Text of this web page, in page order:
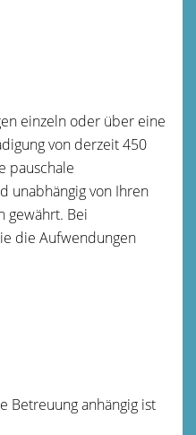
einzeln oder über eine
von derzeit 450
pauschale
unabhängig von Ihren
gewährt. Bei
die Aufwendungen
Betreuung anhängig ist